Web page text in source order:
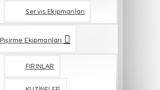
Servis Ekipmanları
Pişirme Ekipmanları
FIRINLAR